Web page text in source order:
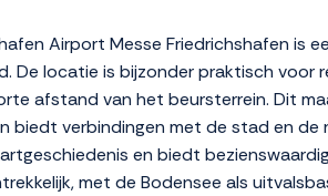
Airport Messe Friedrichshafen is
De locatie is bijzonder praktisch
afstand van het beursterrein. Dit
biedt verbindingen met de stad en
en biedt
met de Bodensee als